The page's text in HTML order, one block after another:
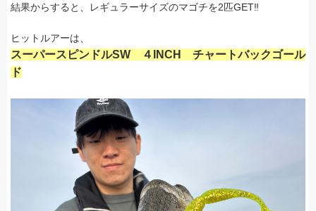
結果からすると、レギュラーサイズのマゴチを2匹GET‼
ヒットルアーは、
スーパースピンドルSW ４INCH チャートバックゴール
ド